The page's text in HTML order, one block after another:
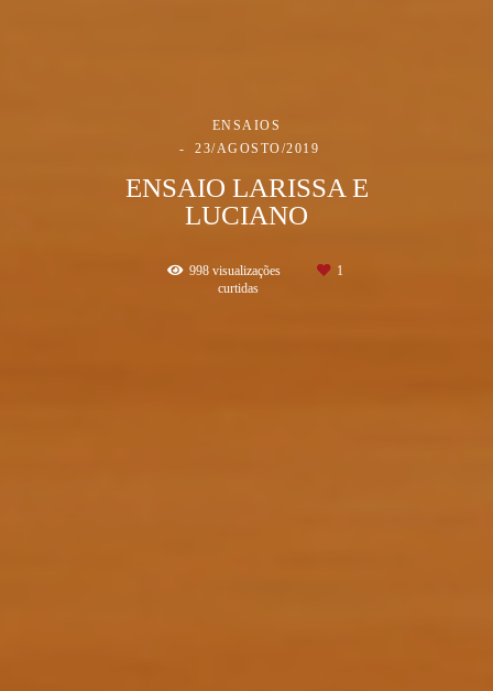
ENSAIOS
23/AGOSTO/2019
ENSAIO LARISSA E
LUCIANO
998visualizações
1
curtidas